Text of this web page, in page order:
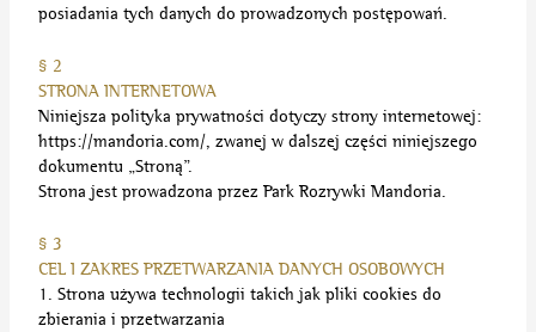
posiadania tych danych do prowadzonych postępowań.
§ 2
STRONA INTERNETOWA
Niniejsza polityka prywatności dotyczy strony internetowej:
https://mandoria.com/, zwanej w dalszej części niniejszego
dokumentu „Stroną”.
Strona jest prowadzona przez Park Rozrywki Mandoria.
§ 3
CEL I ZAKRES PRZETWARZANIA DANYCH OSOBOWYCH
1. Strona używa technologii takich jak pliki cookies do
zbierania i przetwarzania